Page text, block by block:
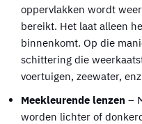
oppervlakken wordt
bereikt. Het laat alleen
binnenkomt. Op die
schittering die
voertuigen, zeewater,
Meekleurende lenzen –
worden lichter of